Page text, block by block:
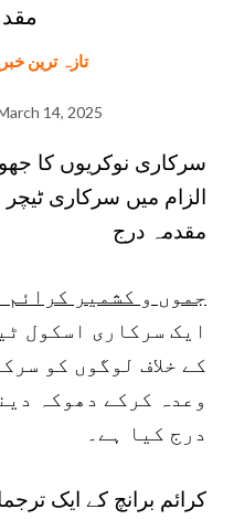
تازہ ترین
14, 2025
سرکاری نوکریوں کا
الزام میں سرکاری
مقدمہ درج
جموں و کشمیر کرائم
ایک سرکاری اسکول
کے خلاف لوگوں کو
وعدہ کرکے دھوکہ
درج کیا ہے۔
کرائم برانچ کے ایک